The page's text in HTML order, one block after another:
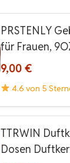
PRSTENLY
für Frauen,
9,00 €
4.6 von 5
TTRWIN
Dosen